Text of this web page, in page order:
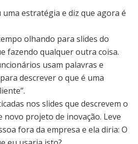
estratégia e diz que agora é
olhando para slides do
fazendo qualquer outra coisa.
usam palavras e
descrever o que é uma
nos slides que descrevem o
novo projeto de inovação. Leve
fora da empresa e ela diria: O